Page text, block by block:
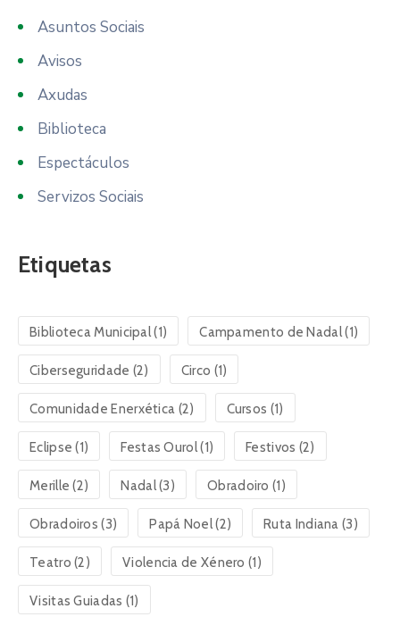
Asuntos Sociais
Avisos
Axudas
Biblioteca
Espectáculos
Servizos Sociais
Etiquetas
Biblioteca Municipal(1) Campamento de Nadal(1)
Ciberseguridade (2) Circo (1)
Comunidade Enerxética (2) Cursos (1)
Eclipse (1) Festas Ourol(1) Festivos (2)
Merille (2) Nadal(3) Obradoiro (1)
Obradoiros (3) Papá Noel(2) Ruta Indiana (3)
Teatro (2) Violencia de Xénero (1)
Visitas Guiadas (1)